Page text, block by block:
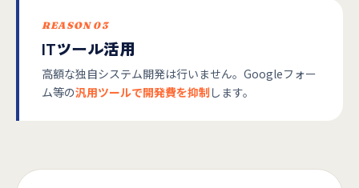
REASON 03
ITツール活用
高額な独自システム開発は行いません。Googleフォー
ム等の汎用ツールで開発費を抑制します。